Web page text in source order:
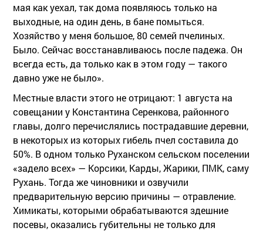
мая как уехал, так дома появляюсь только на
выходные, на один день, в бане помыться.
Хозяйство у меня большое, 80 семей пчелиных.
Было. Сейчас восстанавливаюсь после падежа. Он
всегда есть, да только как в этом году — такого
давно уже не было».
Местные власти этого не отрицают: 1 августа на
совещании у Константина Серенкова, районного
главы, долго перечислялись пострадавшие деревни,
в некоторых из которых гибель пчел составила до
50%. В одном только Руханском сельском поселении
«задело всех» — Корсики, Карды, Жарики, ПМК, саму
Рухань. Тогда же чиновники и озвучили
предварительную версию причины — отравление.
Химикаты, которыми обрабатываются здешние
посевы, оказались губительны не только для